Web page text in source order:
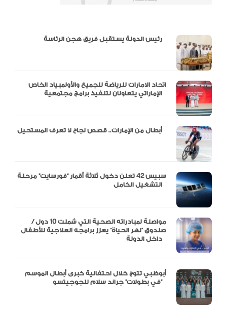
اتحاد الامارات للرياضة للجميع والأولمبياد الخاص
سبيس 42 تعلن دخول ثلاثة أقمار “فورسايت” مرحلة
مواصلة لمبادراته الصحية التي شملت 10 دول /
صندوق “نهر الحياة” يعزز برامجه العلاجية للأطفال
أبوظبي تتوج خلال احتفالية كبرى أبطال الموسم
في بطولات” جراند سلام للجوجيتسو”